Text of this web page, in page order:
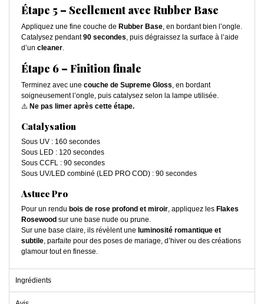
Étape 5 – Scellement avec Rubber Base
Appliquez une fine couche de Rubber Base, en bordant bien l’ongle.
Catalysez pendant90 secondes, puis dégraissez la surface à l’aide
d’un cleaner.
Étape 6 – Finition finale
Terminez avec une couche de Supreme Gloss, en bordant
soigneusement l’ongle, puis catalysez selon la lampe utilisée.
⚠️ Ne pas limer après cette étape.
Catalysation
Sous UV : 160 secondes
Sous LED : 120 secondes
Sous CCFL : 90 secondes
Sous UV/LED combiné (LED PRO COD) : 90 secondes
Astuce Pro
Pour un rendu bois de rose profond et miroir, appliquez les Flakes
Rosewood sur une base nude ou prune.
Sur une base claire, ils révèlent une luminosité romantique et
subtile, parfaite pour des poses de mariage, d’hiver ou des créations
glamour tout en finesse.
Ingrédients